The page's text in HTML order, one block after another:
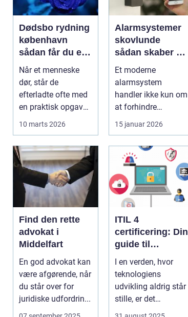
Dødsbo rydning
københavn
sådan får du en
tryg og effektiv
løsning
Når et menneske
dør, står de
efterladte ofte med
en praktisk opgave,
10 marts 2026
Alarmsystemer
skovlunde
sådan skaber du
tryghed i
hverdagen
Et moderne
alarmsystem
handler ikke kun om
at forhindre
indbrud. For mange
familier og
virksomheder ...
15 januar 2026
Find den rette
advokat i
Middelfart
En god advokat kan
være afgørende, når
du står over for
juridiske udfordrin...
ITIL 4
certificering: Din
guide til
fremtidens IT-
service
management
I en verden, hvor
teknologiens
udvikling aldrig står
stille, er det